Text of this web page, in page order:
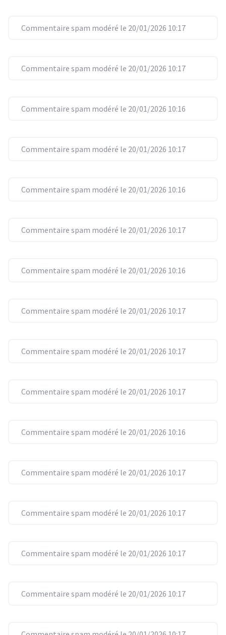
Commentaire spam modéré le 20/01/2026 10:17
Commentaire spam modéré le 20/01/2026 10:17
Commentaire spam modéré le 20/01/2026 10:16
Commentaire spam modéré le 20/01/2026 10:17
Commentaire spam modéré le 20/01/2026 10:16
Commentaire spam modéré le 20/01/2026 10:17
Commentaire spam modéré le 20/01/2026 10:16
Commentaire spam modéré le 20/01/2026 10:17
Commentaire spam modéré le 20/01/2026 10:17
Commentaire spam modéré le 20/01/2026 10:17
Commentaire spam modéré le 20/01/2026 10:16
Commentaire spam modéré le 20/01/2026 10:17
Commentaire spam modéré le 20/01/2026 10:17
Commentaire spam modéré le 20/01/2026 10:17
Commentaire spam modéré le 20/01/2026 10:17